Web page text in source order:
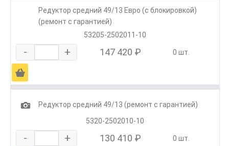
Редуктор средний 49/13 Евро (с блокировкой)
(ремонт с гарантией)
53205-2502011-10
- + 147 420 ₽ 0 шт.
Ä
1
Редуктор средний 49/13 (ремонт с гарантией)
5320-2502010-10
- + 130 410 ₽ 0 шт.